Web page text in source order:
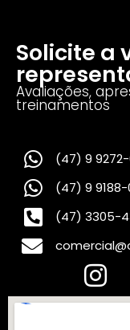
Solicite a
Avaliações,
treinamentos
(47) 9 9272-
(47) 9
(47) 3305-